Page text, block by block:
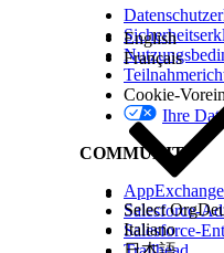
Cookie-
Ihre
COMMUNITY
AppExchange
Salesforce-
Salesforce-
English
Français
Select Org
Italiano